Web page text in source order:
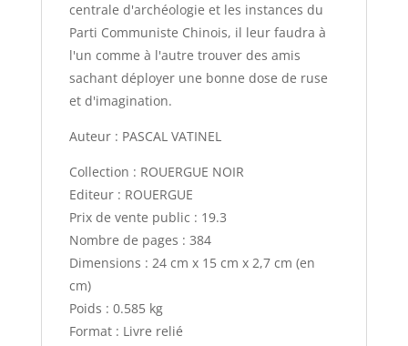
centrale d'archéologie et les instances du
Parti Communiste Chinois, il leur faudra à
l'un comme à l'autre trouver des amis
sachant déployer une bonne dose de ruse
et d'imagination.
Auteur : PASCAL VATINEL
Collection : ROUERGUE NOIR
Editeur : ROUERGUE
Prix de vente public : 19.3
Nombre de pages : 384
Dimensions : 24 cm x 15 cm x 2,7 cm (en
cm)
Poids : 0.585 kg
Format : Livre relié